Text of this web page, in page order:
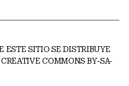
ESTE SITIO SE DISTRIBUYE
COMMONS BY-SA-